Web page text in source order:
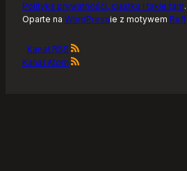
Polityka prywatności, ciastka i takie tam.
Oparte na WordPressie z motywem Raft
Kanał RSS
Kanał Atom